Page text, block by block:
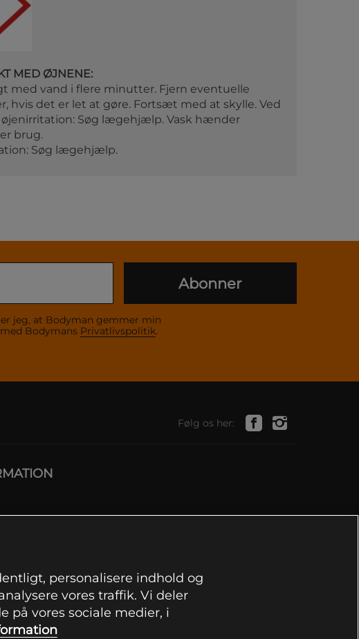
MED ØJNENE:
med vand i flere minutter. Fjern eventuelle
hvis det er let at gøre. Fortsæt med at skylle. Ved
Søg lægehjælp. Vask hænder
brug.
Søg lægehjælp.
jeg, at Bodyman gemmer min
Bodymans Privatlivspolitik.
Abonner
Følg os her:
personalisere indhold og
vores traffik. Vi deler
på vores sociale medier, i